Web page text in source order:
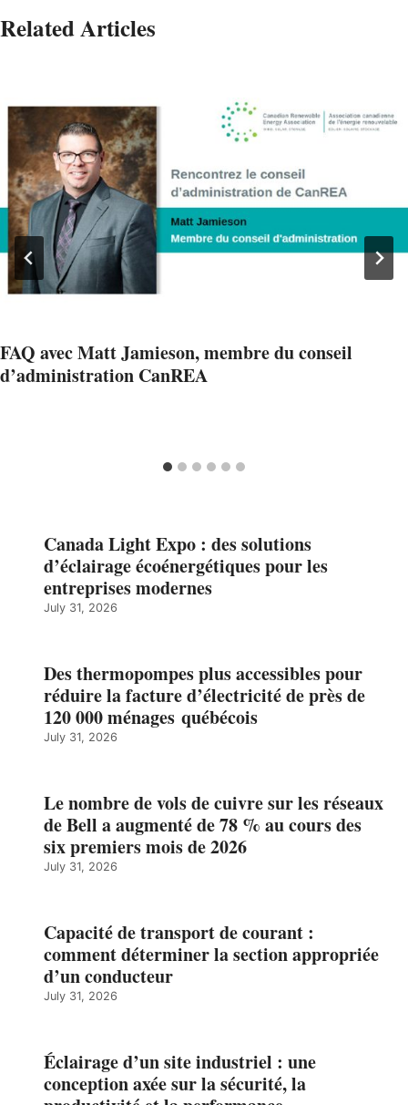
Related Articles
FAQ avec Matt Jamieson, membre du conseil
d’administration CanREA
Canada Light Expo : des solutions
d’éclairage écoénergétiques pour les
entreprises modernes
July 31, 2026
Des thermopompes plus accessibles pour
réduire la facture d’électricité de près de
120 000 ménages québécois
July 31, 2026
Le nombre de vols de cuivre sur les réseaux
de Bell a augmenté de 78 % au cours des
six premiers mois de 2026
July 31, 2026
Capacité de transport de courant :
comment déterminer la section appropriée
d’un conducteur
July 31, 2026
Éclairage d’un site industriel : une
conception axée sur la sécurité, la